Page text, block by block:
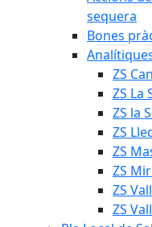
sequera
Bones
ZS
ZS La
ZS la
ZS
ZS
ZS
ZS
ZS